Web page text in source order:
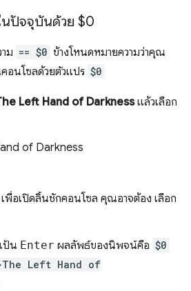
นปัจจุบันด้วย $0
ม == $0 ข้างโหนดหมายความว่าคุณ
อนโซลด้วยตัวแปร $0
Left Hand of Darknessแล้วเลือก
of Darkness
เพื่อเปิดลิ้นชักคอนโซล คุณอาจต้อง เลือก
ป้น Enter ผลลัพธ์ของนิพจน์คือ $0
Left Hand of